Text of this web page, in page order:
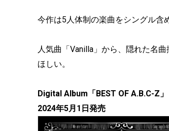
今作は5人体制の楽曲をシングル含
人気曲「Vanilla」から、隠れた名
ほしい。
Digital Album「BEST OF A.B.C-Z」
2024年5月1日発売